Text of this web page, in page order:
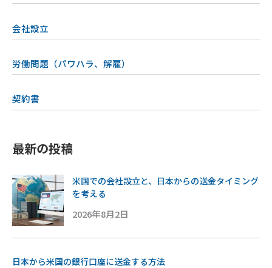
会社設立
労働問題（パワハラ、解雇）
契約書
最新の投稿
米国での会社設立と、日本からの送金タイミング
を考える
2026年8月2日
日本から米国の銀行口座に送金する方法